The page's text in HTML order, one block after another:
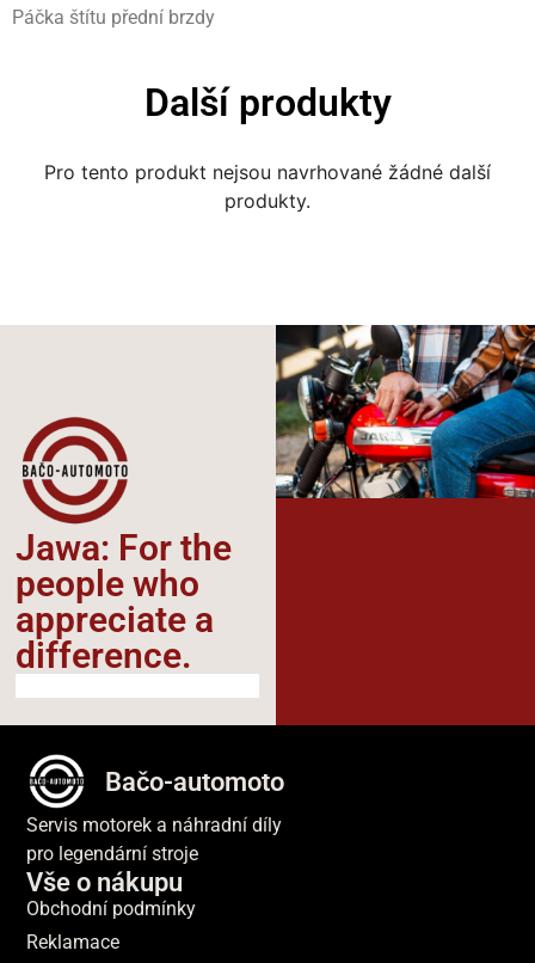
Páčka štítu přední brzdy
Další produkty
Pro tento produkt nejsou navrhované žádné další
produkty.
Jawa: For the
people who
appreciate a
difference.​
Bačo-automoto
Servis motorek a náhradní díly
pro legendární stroje
Vše o nákupu
Obchodní podmínky
Reklamace